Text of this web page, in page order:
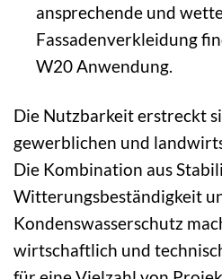
ansprechende und
Fassadenverkleidung
W20 Anwendung.
Die Nutzbarkeit erstreckt
gewerblichen und
Die Kombination aus
Witterungsbeständigkeit
Kondenswasserschutz
wirtschaftlich und